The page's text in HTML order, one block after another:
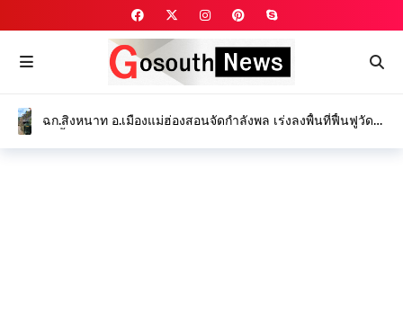
ฉก.สิงหนาท อ.เมืองแม่ฮ่องสอนจัดกำลังพล เร่งลงพื้นที่ฟื้นฟูวัด
จากเหตุน้ำป่าไหลหลาก